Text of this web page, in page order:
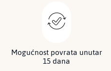
Mogućnost povrata unutar
15 dana